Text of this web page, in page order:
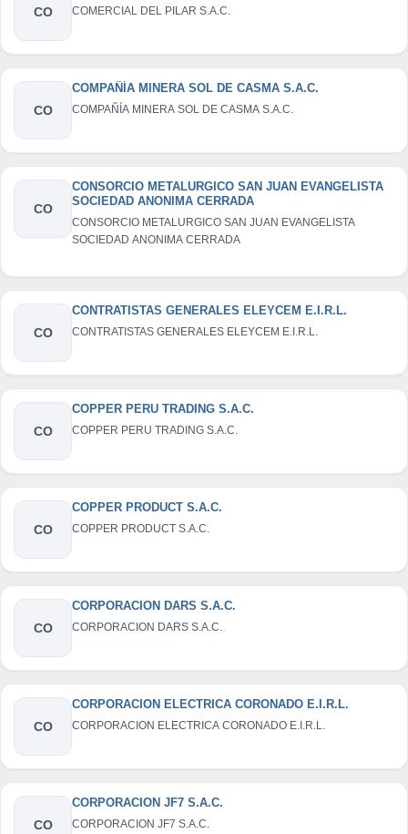
CO COMERCIAL DEL PILAR S.A.C.
CO
COMPAÑÍA MINERA SOL DE CASMA S.A.C.
COMPAÑÍA MINERA SOL DE CASMA S.A.C.
CO
CONSORCIO METALURGICO SAN JUAN EVANGELISTA
SOCIEDAD ANONIMA CERRADA
CONSORCIO METALURGICO SAN JUAN EVANGELISTA
SOCIEDAD ANONIMA CERRADA
CO
CONTRATISTAS GENERALES ELEYCEM E.I.R.L.
CONTRATISTAS GENERALES ELEYCEM E.I.R.L.
CO
COPPER PERU TRADING S.A.C.
COPPER PERU TRADING S.A.C.
CO
COPPER PRODUCT S.A.C.
COPPER PRODUCT S.A.C.
CO
CORPORACION DARS S.A.C.
CORPORACION DARS S.A.C.
CO
CORPORACION ELECTRICA CORONADO E.I.R.L.
CORPORACION ELECTRICA CORONADO E.I.R.L.
CO
CORPORACION JF7 S.A.C.
CORPORACION JF7 S.A.C.